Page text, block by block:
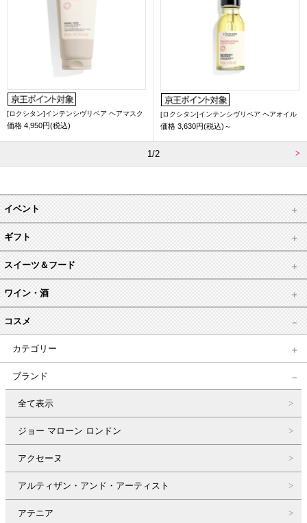
[ロクシタン]インテンシヴリペア ヘアマスク
価格 4,950円(税込)
[ロクシタン]インテンシヴリペア ヘアオイル
価格 3,630円(税込)～
1/2
イベント
ギフト
スイーツ＆フード
ワイン・酒
コスメ
カテゴリー
ブランド
全て表示
ジョー マローン ロンドン
アクセーヌ
アルティザン・アンド・アーティスト
アテニア